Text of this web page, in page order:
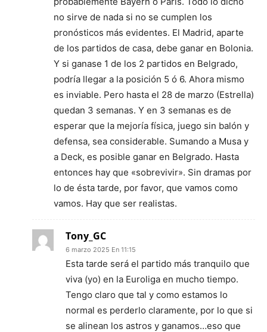
no sirve de nada si no se cumplen los
pronósticos más evidentes. El Madrid, aparte
de los partidos de casa, debe ganar en Bolonia.
Y si ganase 1 de los 2 partidos en Belgrado,
podría llegar a la posición 5 ó 6. Ahora mismo
es inviable. Pero hasta el 28 de marzo (Estrella)
quedan 3 semanas. Y en 3 semanas es de
esperar que la mejoría física, juego sin balón y
defensa, sea considerable. Sumando a Musa y
a Deck, es posible ganar en Belgrado. Hasta
entonces hay que «sobrevivir». Sin dramas por
lo de ésta tarde, por favor, que vamos como
vamos. Hay que ser realistas.
Tony_GC
6 marzo 2025 En 11:15
Esta tarde será el partido más tranquilo que
viva (yo) en la Euroliga en mucho tiempo.
Tengo claro que tal y como estamos lo
normal es perderlo claramente, por lo que si
se alinean los astros y ganamos…eso que